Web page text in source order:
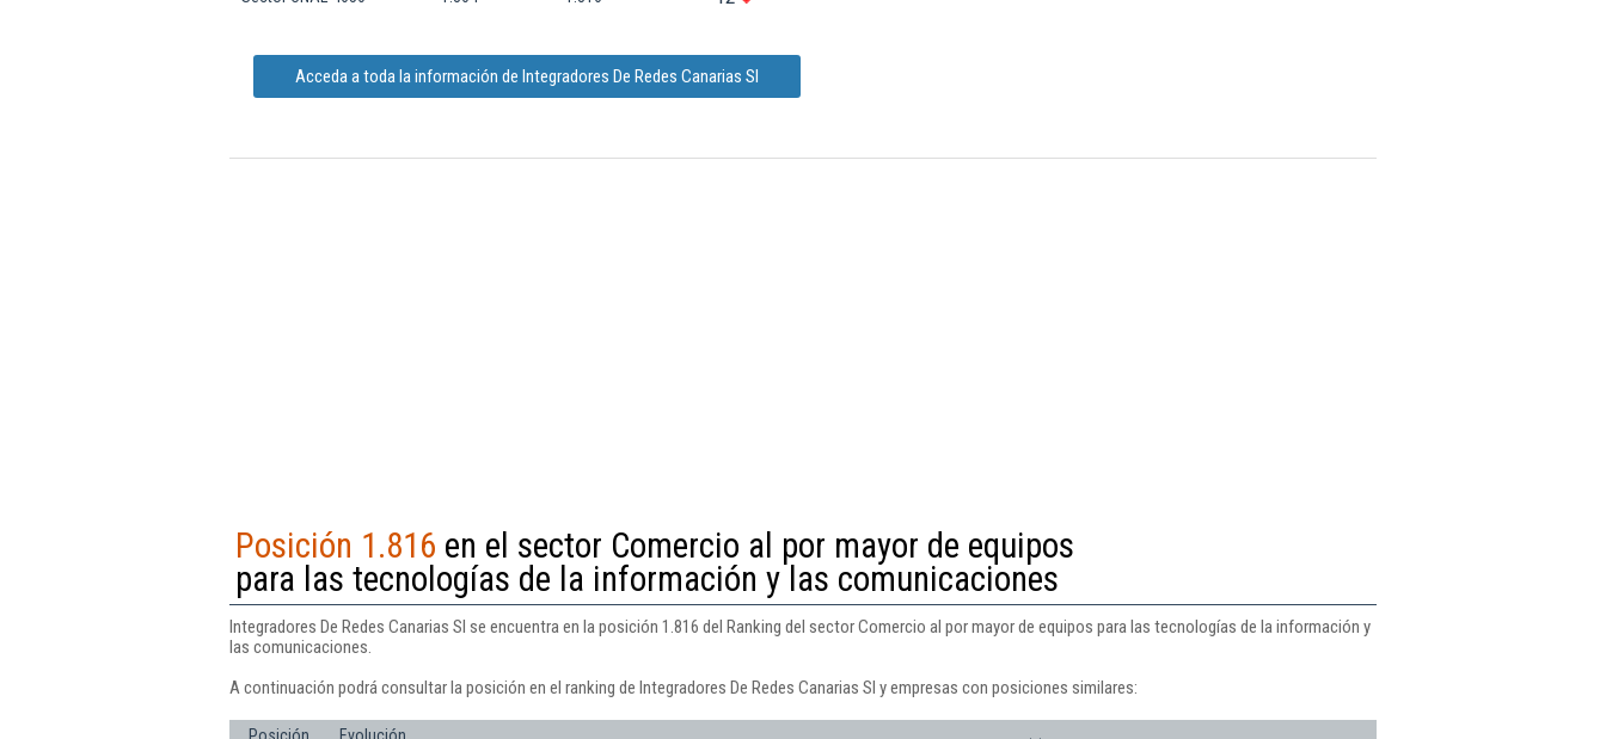
Acceda a toda la información de Integradores De Redes Canarias Sl
Posición 1.816 en el sector Comercio al por mayor de equipos
para las tecnologías de la información y las comunicaciones
Integradores De Redes Canarias Sl se encuentra en la posición 1.816 del Ranking del sector Comercio al por mayor de equipos para las tecnologías de la información y
las comunicaciones.
A continuación podrá consultar la posición en el ranking de Integradores De Redes Canarias Sl y empresas con posiciones similares:
Posición Evolución